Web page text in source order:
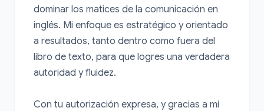
dominar los matices de la comunicación en
inglés. Mi enfoque es estratégico y orientado
a resultados, tanto dentro como fuera del
libro de texto, para que logres una verdadera
autoridad y fluidez.
Con tu autorización expresa, y gracias a mi